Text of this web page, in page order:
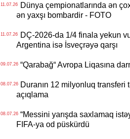
11.07.26Dünya çempionatlarında ən
ən yaxşı bombardir - FOTO
11.07.26DÇ-2026-da 1/4 finala yekun
Argentina isə İsveçrəyə qarşı
09.07.26“Qarabağ“ Avropa Liqasına
08.07.26Duranın 12 milyonluq transferi
açıqlama
08.07.26“Messini yarışda saxlamaq
FIFA-ya od püskürdü